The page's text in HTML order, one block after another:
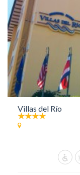
Villas del Río